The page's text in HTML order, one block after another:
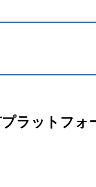
プラットフォ